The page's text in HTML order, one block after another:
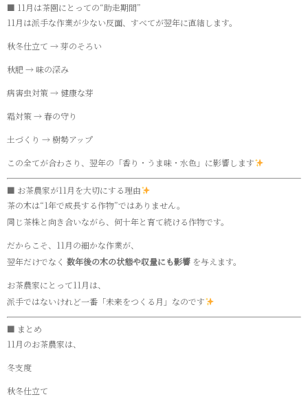
■ 11月は茶園にとっての“助走期間”
11月は派手な作業が少ない反面、すべてが翌年に直結します。
秋冬仕立て → 芽のそろい
秋肥 → 味の深み
病害虫対策 → 健康な芽
霜対策 → 春の守り
土づくり → 樹勢アップ
この全てが合わさり、翌年の「香り・うま味・水色」に影響します
■ お茶農家が11月を大切にする理由
茶の木は“1年で成長する作物”ではありません。
同じ茶株と向き合いながら、何十年と育て続ける作物です。
だからこそ、11月の細かな作業が、
翌年だけでなく 数年後の木の状態や収量にも影響 を与えます。
お茶農家にとって11月は、
派手ではないけれど一番「未来をつくる月」なのです
■ まとめ
11月のお茶農家は、
冬支度
秋冬仕立て